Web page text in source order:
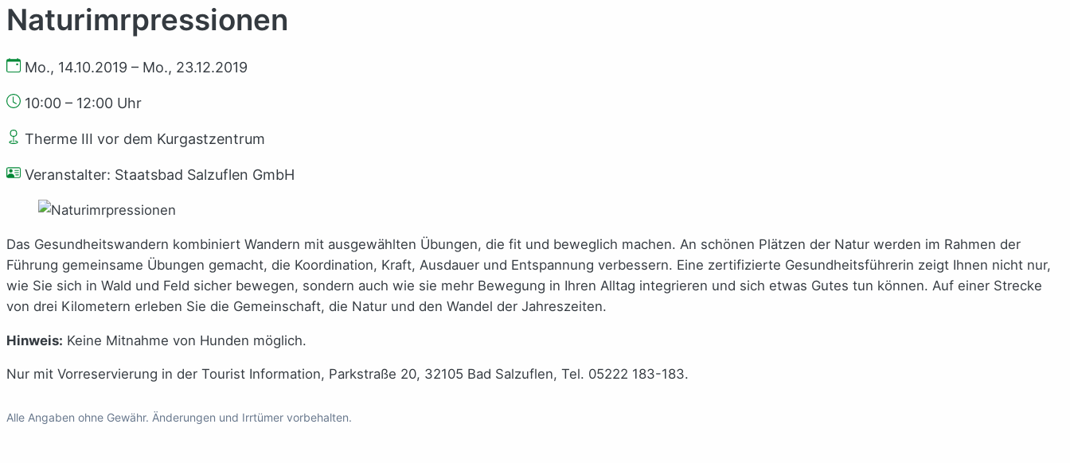
Naturimrpressionen
Mo., 14.10.2019 – Mo., 23.12.2019
10:00 – 12:00 Uhr
Therme III vor dem Kurgastzentrum
Veranstalter: Staatsbad Salzuflen GmbH
Das Gesundheitswandern kombiniert Wandern mit ausgewählten Übungen, die fit und beweglich machen. An schönen Plätzen der Natur werden im Rahmen der
Führung gemeinsame Übungen gemacht, die Koordination, Kraft, Ausdauer und Entspannung verbessern. Eine zertifizierte Gesundheitsführerin zeigt Ihnen nicht nur,
wie Sie sich in Wald und Feld sicher bewegen, sondern auch wie sie mehr Bewegung in Ihren Alltag integrieren und sich etwas Gutes tun können. Auf einer Strecke
von drei Kilometern erleben Sie die Gemeinschaft, die Natur und den Wandel der Jahreszeiten.
Hinweis: Keine Mitnahme von Hunden möglich.
Nur mit Vorreservierung in der Tourist Information, Parkstraße 20, 32105 Bad Salzuflen, Tel. 05222 183-183.
Alle Angaben ohne Gewähr. Änderungen und Irrtümer vorbehalten.